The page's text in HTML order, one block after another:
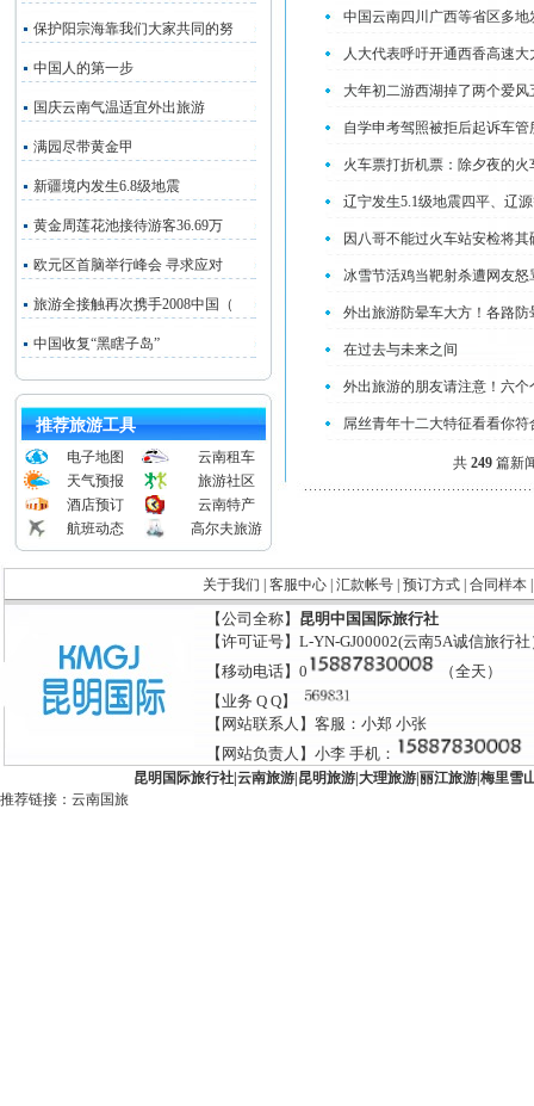
保护阳宗海靠我们大家共同的努
中国人的第一步
国庆云南气温适宜外出旅游
满园尽带黄金甲
新疆境内发生6.8级地震
黄金周莲花池接待游客36.69万
欧元区首脑举行峰会 寻求应对
旅游全接触再次携手2008中国（
中国收复“黑瞎子岛”
推荐旅游工具
电子地图
云南租车
天气预报
旅游社区
酒店预订
云南特产
航班动态
高尔夫旅游
中国云南四川广西等省区多地
人大代表呼吁开通西香高速
大年初二游西湖掉了两个爱风
自学申考驾照被拒后起诉车管
火车票打折机票：除夕夜的火
辽宁发生5.1级地震四平、辽
因八哥不能过火车站安检将
冰雪节活鸡当靶射杀遭网友怒
外出旅游防晕车大方！各路
在过去与未来之间
外出旅游的朋友请注意！六
屌丝青年十二大特征看看你符
共 249 篇新
关于我们 客服中心| 汇款帐号| 预订方式| 合同样本
【公司全称】 昆明中国国际旅行社
【许可证号】L-YN-GJ00002(云南5A诚信旅行社
【移动电话】0
（全天）
【业务 Q Q】
【网站联系人】客服：小郑 小张
【网站负责人】小李 手机：
昆明国际旅行社| 云南旅游| 昆明旅游| 大理旅游| 丽江旅游| 梅里雪
推荐链接： 云南国旅